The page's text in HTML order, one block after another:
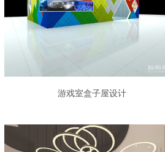
游戏室盒子屋设计